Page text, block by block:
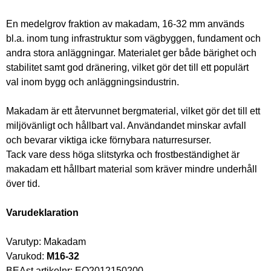
En medelgrov fraktion av makadam, 16-32 mm används
bl.a. inom tung infrastruktur som vägbyggen, fundament och
andra stora anläggningar. Materialet ger både bärighet och
stabilitet samt god dränering, vilket gör det till ett populärt
val inom bygg och anläggningsindustrin.
Makadam är ett återvunnet bergmaterial, vilket gör det till ett
miljövänligt och hållbart val. Användandet minskar avfall
och bevarar viktiga icke förnybara naturresurser.
Tack vare dess höga slitstyrka och frostbeständighet är
makadam ett hållbart material som kräver mindre underhåll
över tid.
Varudeklaration
Varutyp: Makadam
Varukod: M16-32